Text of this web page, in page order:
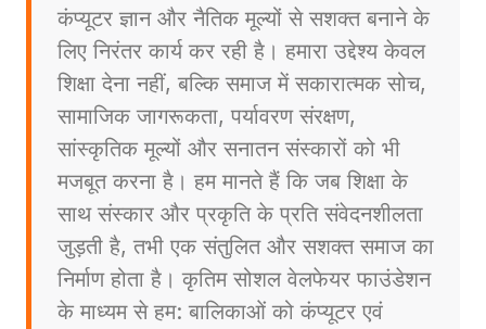
कंप्यूटर ज्ञान और नैतिक मूल्यों से सशक्त बनाने के
लिए निरंतर कार्य कर रही है। हमारा उद्देश्य केवल
शिक्षा देना नहीं, बल्कि समाज में सकारात्मक सोच,
सामाजिक जागरूकता, पर्यावरण संरक्षण,
सांस्कृतिक मूल्यों और सनातन संस्कारों को भी
मजबूत करना है। हम मानते हैं कि जब शिक्षा के
साथ संस्कार और प्रकृति के प्रति संवेदनशीलता
जुड़ती है, तभी एक संतुलित और सशक्त समाज का
निर्माण होता है। कृतिम सोशल वेलफेयर फाउंडेशन
के माध्यम से हम: बालिकाओं को कंप्यूटर एवं